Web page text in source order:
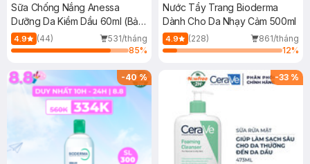
Sữa Chống Nắng Anessa
Dưỡng Da Kiềm Dầu 60ml (Bản
Mới)
4.9 (44)
531/tháng
85%
Nước Tẩy Trang Bioderma
Dành Cho Da Nhạy Cảm 500ml
4.9 (228)
861/tháng
12%
-40% -33 %